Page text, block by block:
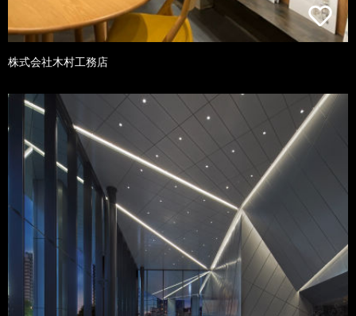
株式会社木村工務店